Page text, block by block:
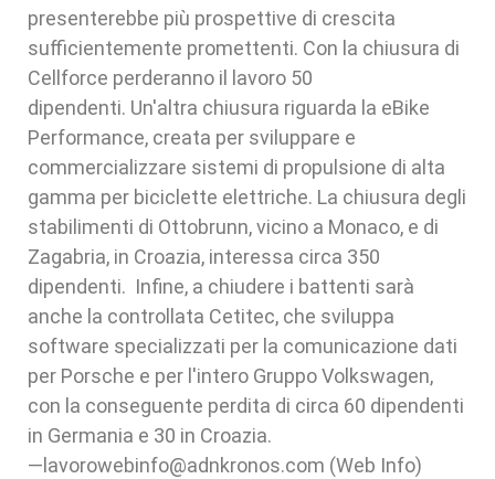
presenterebbe più prospettive di crescita
sufficientemente promettenti. Con la chiusura di
Cellforce perderanno il lavoro 50
dipendenti. Un'altra chiusura riguarda la eBike
Performance, creata per sviluppare e
commercializzare sistemi di propulsione di alta
gamma per biciclette elettriche. La chiusura degli
stabilimenti di Ottobrunn, vicino a Monaco, e di
Zagabria, in Croazia, interessa circa 350
dipendenti. Infine, a chiudere i battenti sarà
anche la controllata Cetitec, che sviluppa
software specializzati per la comunicazione dati
per Porsche e per l'intero Gruppo Volkswagen,
con la conseguente perdita di circa 60 dipendenti
in Germania e 30 in Croazia.
—lavorowebinfo@adnkronos.com (Web Info)